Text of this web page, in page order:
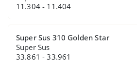
11.304 - 11.404
Super Sus 310 Golden Star
Super Sus
33.861 - 33.961